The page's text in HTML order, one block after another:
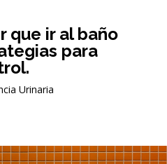
que ir al baño
para
Urinaria